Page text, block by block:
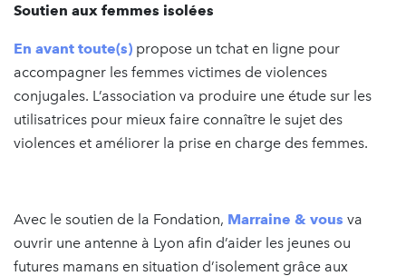
Soutien aux femmes isolées
En avant toute(s) propose un tchat en ligne pour
accompagner les femmes victimes de violences
conjugales. L’association va produire une étude sur les
utilisatrices pour mieux faire connaître le sujet des
violences et améliorer la prise en charge des femmes.
Avec le soutien de la Fondation, Marraine & vous va
ouvrir une antenne à Lyon afin d’aider les jeunes ou
futures mamans en situation d’isolement grâce aux